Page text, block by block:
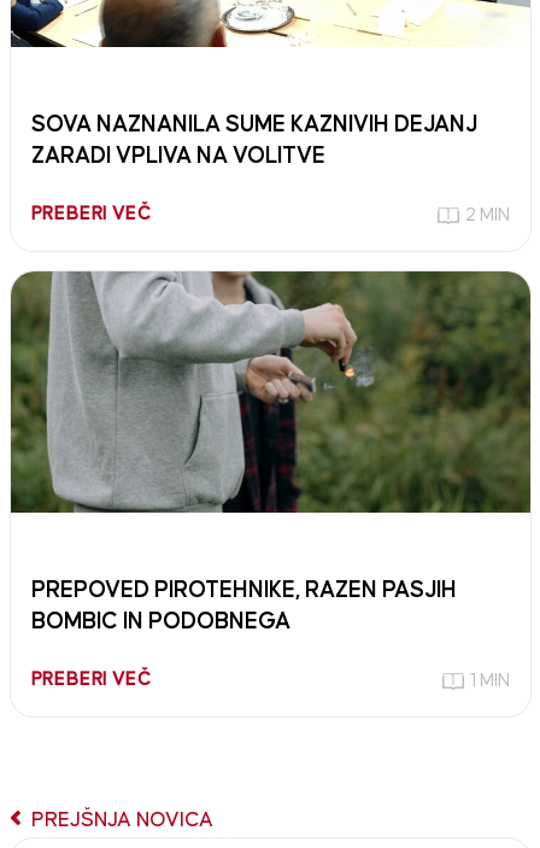
SOVA NAZNANILA SUME KAZNIVIH DEJANJ
ZARADI VPLIVA NA VOLITVE
PREBERI VEČ 2 MIN
PREPOVED PIROTEHNIKE, RAZEN PASJIH
BOMBIC IN PODOBNEGA
PREBERI VEČ 1 MIN
PREJŠNJA NOVICA